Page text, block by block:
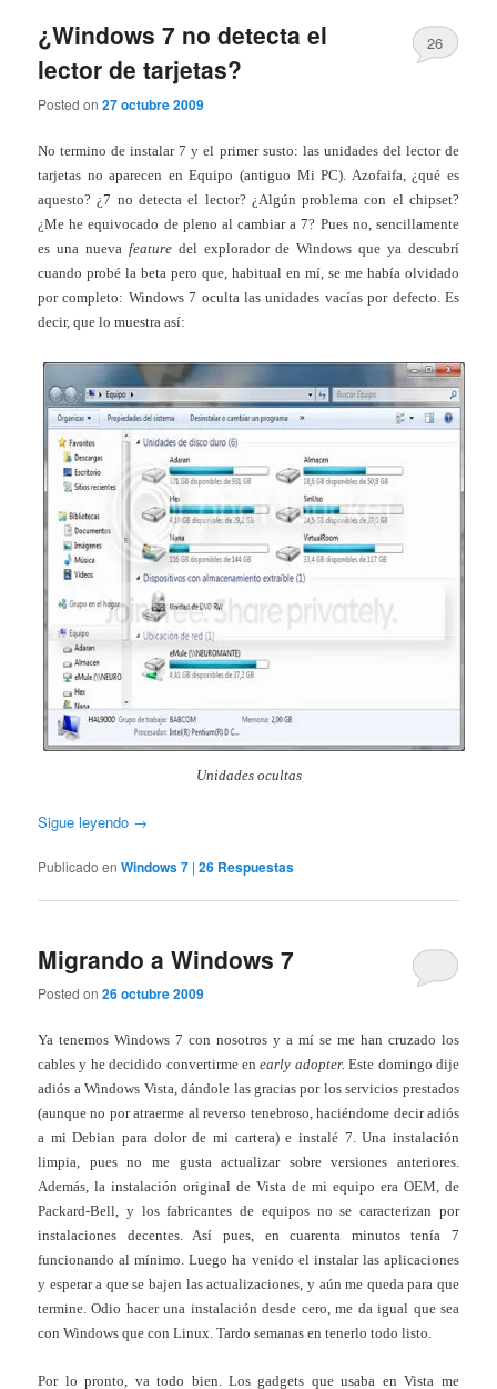
¿Windows 7 no detecta el
lector de tarjetas?
Posted on27 octubre 2009
26
No termino de instalar 7 y el primer susto: las unidades del lector de
tarjetas no aparecen en Equipo (antiguo Mi PC). Azofaifa, ¿qué es
aquesto? ¿7 no detecta el lector? ¿Algún problema con el chipset?
¿Me he equivocado de pleno al cambiar a 7? Pues no, sencillamente
es una nueva featuredel explorador de Windows que ya descubrí
cuando probé la beta pero que, habitual en mí, se me había olvidado
por completo: Windows 7 oculta las unidades vacías por defecto. Es
decir, que lo muestra así:
Unidades ocultas
Sigue leyendo →
Publicado en Windows 7 |26 Respuestas
Migrando a Windows 7
Posted on26 octubre 2009
Ya tenemos Windows 7 con nosotros y a mí se me han cruzado los
cables y he decidido convertirme enearly adopter. Este domingo dije
adiós a Windows Vista, dándole las gracias por los servicios prestados
(aunque no por atraerme al reverso tenebroso, haciéndome decir adiós
a mi Debian para dolor de mi cartera) e instalé 7. Una instalación
limpia, pues no me gusta actualizar sobre versiones anteriores.
Además, la instalación original de Vista de mi equipo era OEM, de
Packard-Bell, y los fabricantes de equipos no se caracterizan por
instalaciones decentes. Así pues, en cuarenta minutos tenía 7
funcionando al mínimo. Luego ha venido el instalar las aplicaciones
y esperar a que se bajen las actualizaciones, y aún me queda para que
termine. Odio hacer una instalación desde cero, me da igual que sea
con Windows que con Linux. Tardo semanas en tenerlo todo listo.
Por lo pronto, va todo bien. Los gadgets que usaba en Vista me